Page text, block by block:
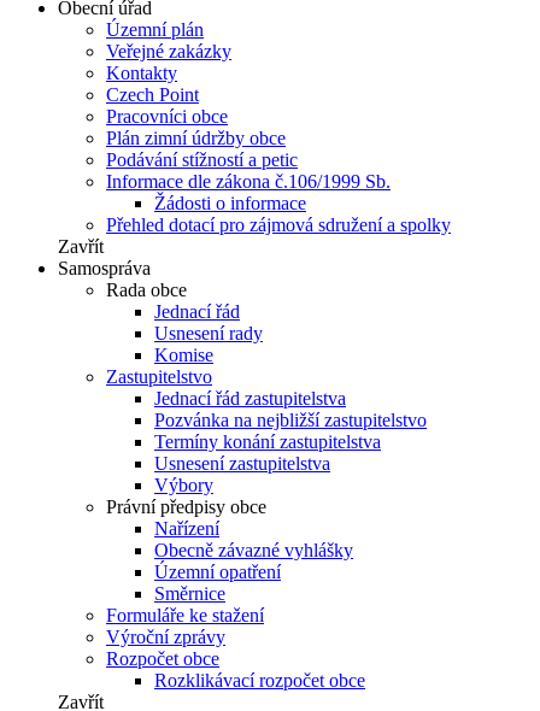
Obecní úřad
Územní plán
Veřejné zakázky
Kontakty
Czech Point
Pracovníci obce
Plán zimní údržby obce
Podávání stížností a petic
Informace dle zákona č.106/1999 Sb.
Žádosti o informace
Přehled dotací pro zájmová sdružení a spolky
Zavřít
Samospráva
Rada obce
Jednací řád
Usnesení rady
Komise
Zastupitelstvo
Jednací řád zastupitelstva
Pozvánka na nejbližší zastupitelstvo
Termíny konání zastupitelstva
Usnesení zastupitelstva
Výbory
Právní předpisy obce
Nařízení
Obecně závazné vyhlášky
Územní opatření
Směrnice
Formuláře ke stažení
Výroční zprávy
Rozpočet obce
Rozklikávací rozpočet obce
Zavřít